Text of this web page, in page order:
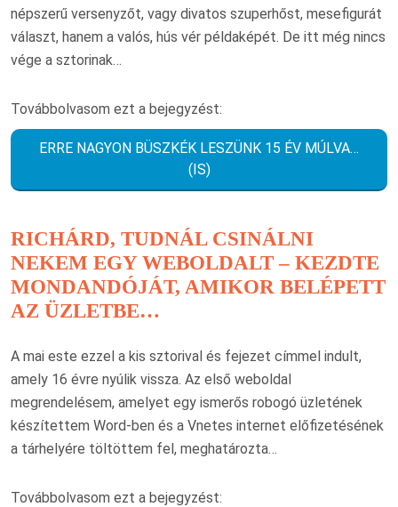
népszerű versenyzőt, vagy divatos szuperhőst, mesefigurát
választ, hanem a valós, hús vér példaképét. De itt még nincs
vége a sztorinak…
Továbbolvasom ezt a bejegyzést:
ERRE NAGYON BÜSZKÉK LESZÜNK 15 ÉV MÚLVA…
(IS)
RICHÁRD, TUDNÁL CSINÁLNI
NEKEM EGY WEBOLDALT – KEZDTE
MONDANDÓJÁT, AMIKOR BELÉPETT
AZ ÜZLETBE…
A mai este ezzel a kis sztorival és fejezet címmel indult,
amely 16 évre nyúlik vissza. Az első weboldal
megrendelésem, amelyet egy ismerős robogó üzletének
készítettem Word-ben és a Vnetes internet előfizetésének
a tárhelyére töltöttem fel, meghatározta…
Továbbolvasom ezt a bejegyzést: